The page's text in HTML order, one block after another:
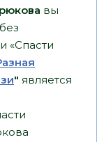
вы
«Спасти
" является